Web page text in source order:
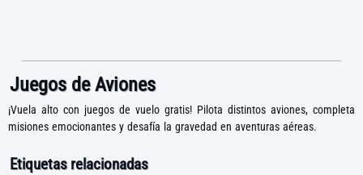
Juegos de Aviones
¡Vuela alto con juegos de vuelo gratis! Pilota distintos aviones, completa
misiones emocionantes y desafía la gravedad en aventuras aéreas.
Etiquetas relacionadas